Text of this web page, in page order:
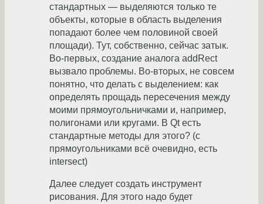
стандартных — выделяются только те
объекты, которые в область выделения
попадают более чем половиной своей
площади). Тут, собственно, сейчас затык.
Во-первых, создание аналога addRect
вызвало проблемы. Во-вторых, не совсем
понятно, что делать с выделением: как
определять прощадь пересечения между
моими прямоугольничками и, например,
полигонами или кругами. В Qt есть
стандартные методы для этого? (с
прямоугольниками всё очевидно, есть
intersect)
Далее следует создать инструмент
рисования. Для этого надо будет